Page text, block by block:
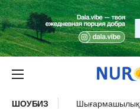
ШОУБИЗ Шығармашылық